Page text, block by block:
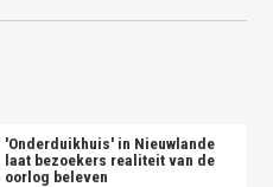
'Onderduikhuis' in Nieuwlande
laat bezoekers realiteit van de
oorlog beleven